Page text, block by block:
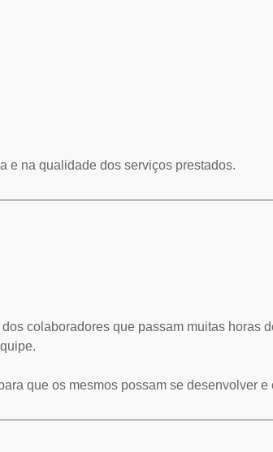
e na qualidade dos serviços prestados.
colaboradores que passam muitas horas
que os mesmos possam se desenvolver e